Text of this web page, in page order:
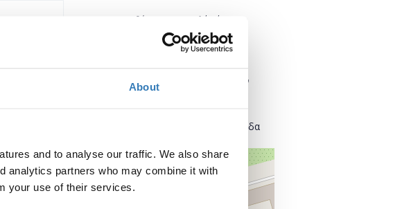
About
and to analyse our traffic. We also share
analytics partners who may combine it with
your use of their services.
Προσθήκη στο ημερολόγιό σας
Αίθουσα "Άρης Γαρουφαλής"
Κεντρικός Τομέας Αθηνών, Ελλάδα
+
–